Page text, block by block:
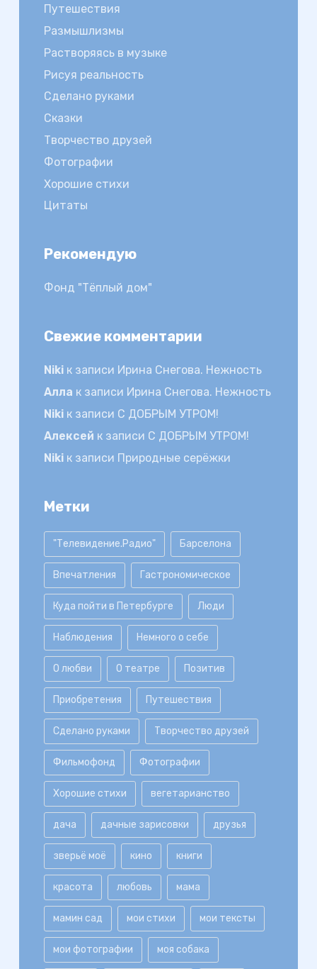
Путешествия
Размышлизмы
Растворяясь в музыке
Рисуя реальность
Сделано руками
Сказки
Творчество друзей
Фотографии
Хорошие стихи
Цитаты
Рекомендую
Фонд "Тёплый дом"
Свежие комментарии
Nikiк записи Ирина Снегова. Нежность
Алла к записи Ирина Снегова. Нежность
Nikiк записи С ДОБРЫМ УТРОМ!
Алексей к записи С ДОБРЫМ УТРОМ!
Nikiк записи Природные серёжки
Метки
"Телевидение.Радио" Барселона
Впечатления Гастрономическое
Куда пойти в Петербурге Люди
Наблюдения Немного о себе
О любви О театре Позитив
Приобретения Путешествия
Сделано руками Творчество друзей
Фильмофонд Фотографии
Хорошие стихи вегетарианство
дача дачные зарисовки друзья
зверьё моё кино книги
красота любовь мама
мамин сад мои стихи мои тексты
мои фотографии моя собака